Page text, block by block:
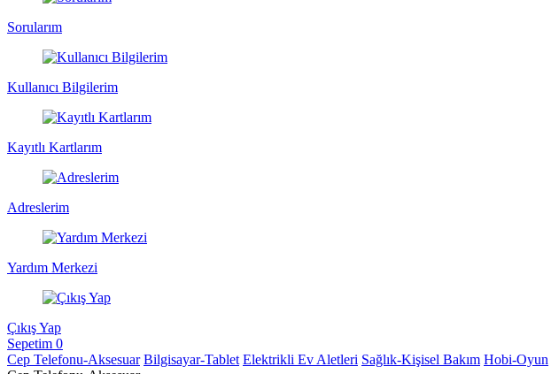
Sorularım
Kullanıcı Bilgilerim
Kayıtlı Kartlarım
Adreslerim
Yardım Merkezi
Çıkış Yap
Sepetim 0
Cep Telefonu-Aksesuar Bilgisayar-Tablet Elektrikli Ev Aletleri Sağlık-Kişisel Bakım Hobi-Oyun